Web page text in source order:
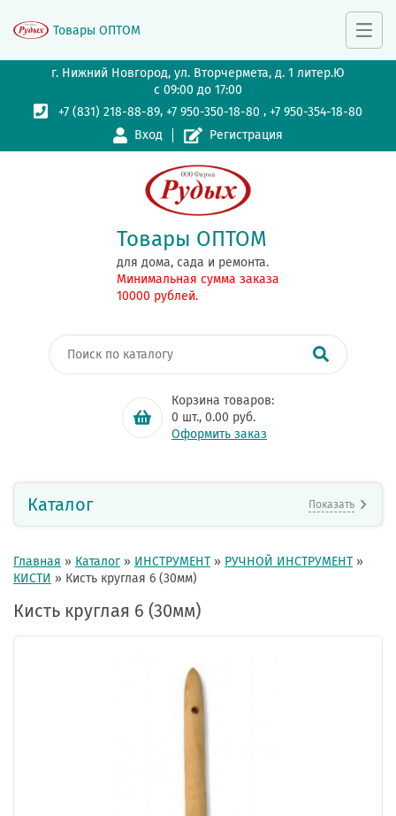
г. Нижний Новгород, ул. Вторчермета, д. 1 литер.Ю
с 09:00 до 17:00
+7 (831) 218-88-89,+7 950-350-18-80 ,+7 950-354-18-80
Вход
Регистрация
Товары ОПТОМ
для дома, сада и ремонта.
Минимальная сумма заказа
10000 рублей.
Корзина товаров:
0 шт., 0.00 руб.
Оформить заказ
Товары ОПТОМ
Каталог Показать
Главная » Каталог » ИНСТРУМЕНТ » РУЧНОЙ ИНСТРУМЕНТ »
КИСТИ » Кисть круглая 6 (30мм)
Кисть круглая 6 (30мм)